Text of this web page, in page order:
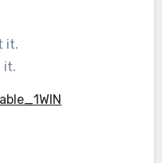
it.
it.